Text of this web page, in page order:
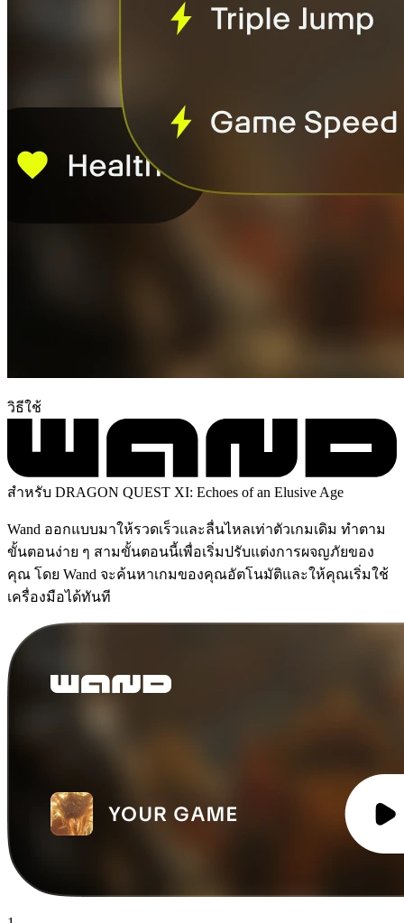
วิธีใช้
สำหรับ DRAGON QUEST XI: Echoes of an Elusive Age
Wand ออกแบบมาให้รวดเร็วและลื่นไหลเท่าตัวเกมเดิม ทำตาม
ขั้นตอนง่าย ๆ สามขั้นตอนนี้เพื่อเริ่มปรับแต่งการผจญภัยของ
คุณ โดย Wand จะค้นหาเกมของคุณอัตโนมัติและให้คุณเริ่มใช้
เครื่องมือได้ทันที